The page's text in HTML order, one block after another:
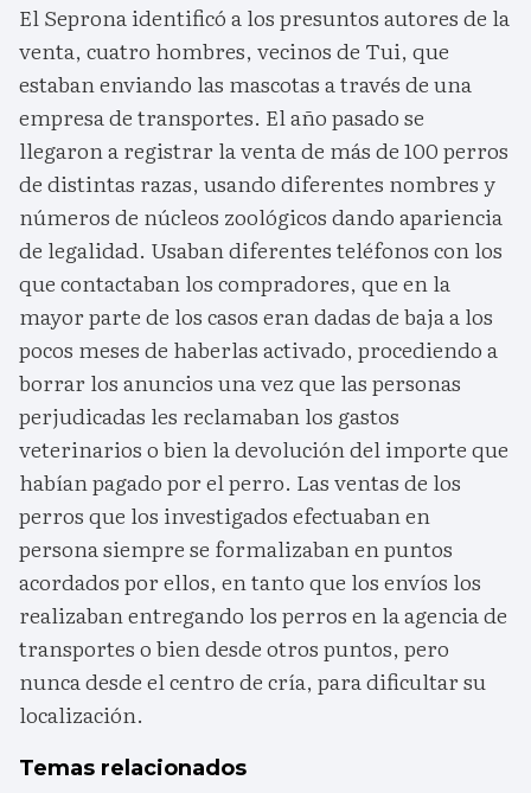
El Seprona identificó a los presuntos autores de la
venta, cuatro hombres, vecinos de Tui, que
estaban enviando las mascotas a través de una
empresa de transportes. El año pasado se
llegaron a registrar la venta de más de 100 perros
de distintas razas, usando diferentes nombres y
números de núcleos zoológicos dando apariencia
de legalidad. Usaban diferentes teléfonos con los
que contactaban los compradores, que en la
mayor parte de los casos eran dadas de baja a los
pocos meses de haberlas activado, procediendo a
borrar los anuncios una vez que las personas
perjudicadas les reclamaban los gastos
veterinarios o bien la devolución del importe que
habían pagado por el perro. Las ventas de los
perros que los investigados efectuaban en
persona siempre se formalizaban en puntos
acordados por ellos, en tanto que los envíos los
realizaban entregando los perros en la agencia de
transportes o bien desde otros puntos, pero
nunca desde el centro de cría, para dificultar su
localización.
Temas relacionados